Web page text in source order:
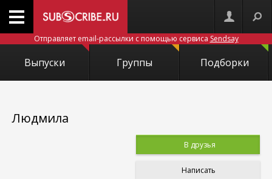
Отправляет email-рассылки с помощью сервиса Sendsay
Выпуски Группы Подборки
Людмила
В друзья
Написать